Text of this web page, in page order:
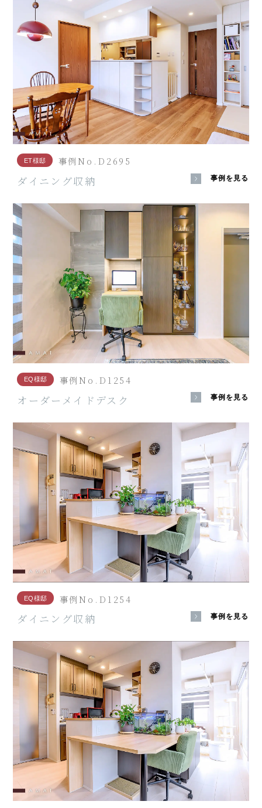
ET様邸 事例No.D2695
ダイニング収納 事例を見る
EQ様邸 事例No.D1254
オーダーメイドデスク 事例を見る
EQ様邸 事例No.D1254
ダイニング収納 事例を見る